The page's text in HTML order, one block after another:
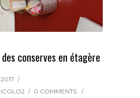
conserves en étagère
/
/ 0 COMMENTS
/